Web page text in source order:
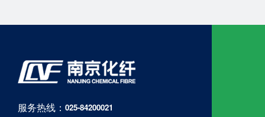
服务热线： 025-84200021